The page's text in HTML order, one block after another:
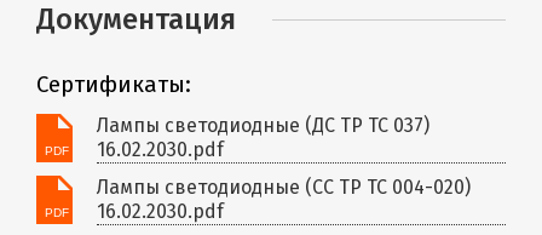
Документация
Сертификаты:
Лампы светодиодные (ДС ТР ТС 037)
16.02.2030.pdf
Лампы светодиодные (СС ТР ТС 004-020)
16.02.2030.pdf